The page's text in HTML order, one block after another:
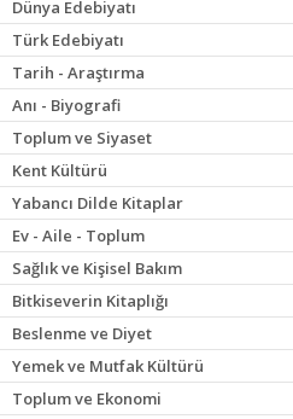
Dünya Edebiyatı
Türk Edebiyatı
Tarih - Araştırma
Anı - Biyografi
Toplum ve Siyaset
Kent Kültürü
Yabancı Dilde Kitaplar
Ev - Aile - Toplum
Sağlık ve Kişisel Bakım
Bitkiseverin Kitaplığı
Beslenme ve Diyet
Yemek ve Mutfak Kültürü
Toplum ve Ekonomi